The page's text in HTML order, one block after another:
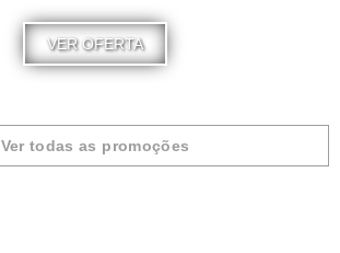
VER OFERTA
Ver todas as promoções